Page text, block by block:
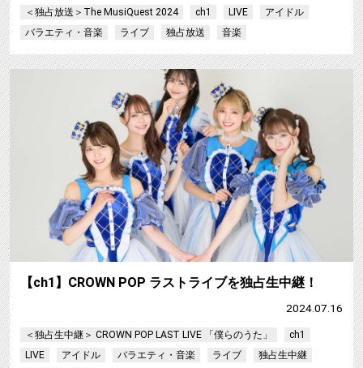
＜独占放送＞The MusiQuest 2024 ch1 LIVE
アイドル
バラエティ・音楽
ライブ 独占放送 音楽
【ch1】CROWN POP ラストライブを独占生中継！
2024.07.16
＜独占生中継＞ CROWN POP LAST LIVE 「僕らのうた」
ch1
LIVE
アイドル バラエティ・音楽 ライブ
独占生中継